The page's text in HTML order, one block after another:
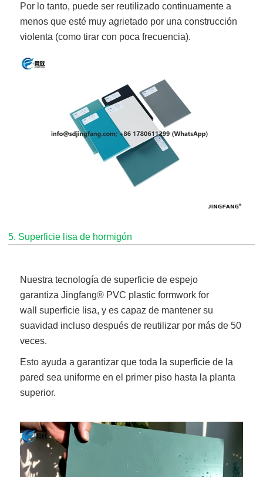
Por lo tanto, puede ser reutilizado continuamente a
menos que esté muy agrietado por una construcción
violenta (como tirar con poca frecuencia).
5. Superficie lisa de hormigón
Nuestra tecnología de superficie de espejo
garantizaJingfang® PVC plastic formwork for
wall
superficie lisa, y es capaz de mantener su
suavidad incluso después de reutilizar por más de 50
veces.
Esto ayuda a garantizar que toda la superficie de la
pared sea uniforme en el primer piso hasta la planta
superior.